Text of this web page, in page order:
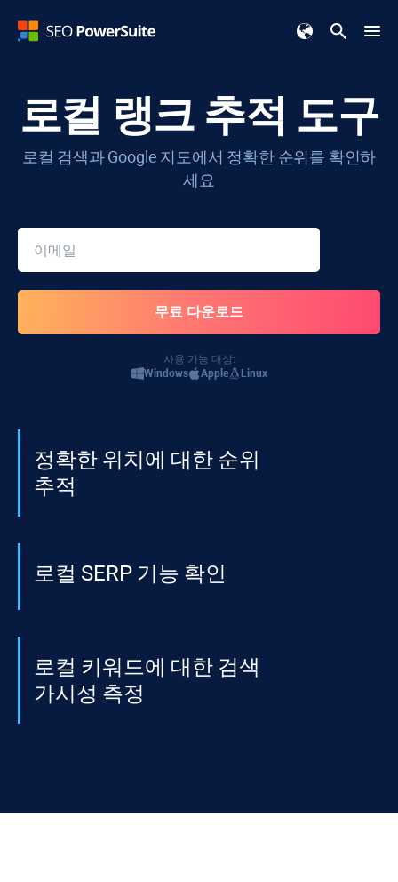
로컬 랭크 추적 도구
로컬 검색과 Google 지도에서 정확한 순위를 확인하
세요
사용 가능 대상:
Windows
Apple Linux
정확한 위치에 대한 순위
추적
로컬 SERP 기능 확인
로컬 키워드에 대한 검색
가시성 측정